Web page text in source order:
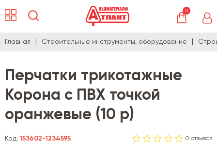
0
Главная Строительные инструменты, оборудование
Перчатки трикотажные
Корона с ПВХ точкой
оранжевые (10 р)
Код:153602-1234595 0 отзывов